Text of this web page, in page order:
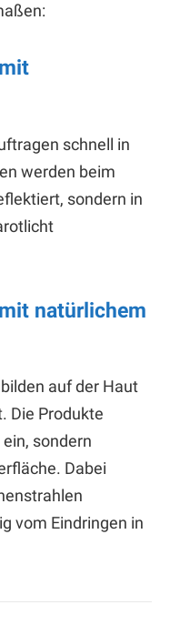
schnell in
werden beim
sondern in
natürlichem
auf der Haut
Die Produkte
sondern
Dabei
vom Eindringen in